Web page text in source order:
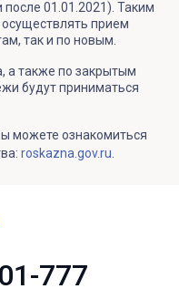
после 01.01.2021). Таким
прием
так и по новым.
а также по закрытым
будут приниматься
можете ознакомиться
roskazna.gov.ru
777